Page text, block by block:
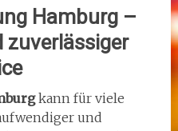
Hamburg –
zuverlässiger
kann für viele
und